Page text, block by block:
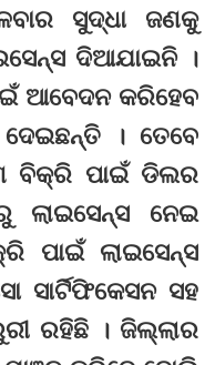
ସୁଦ୍ଧା ଜଣକୁ
ଦିଆଯାଇନି ।
ଆବେଦନ କରିହେବ
ଦେଇଛନ୍ତି । ତେବେ
ବିକ୍ରି ପାଇଁ ଡିଲର
ଲାଇସେନ୍ସ ନେଇ
ପାଇଁ ଲାଇସେନ୍ସ
ସାର୍ଟିଫିକେସନ ସହ
ରହିଛି । ଜିଲ୍ଲାର